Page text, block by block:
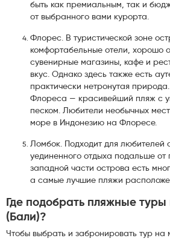
быть как премиальным, так и
от выбранного вами курорта.
Флорес. В туристической зоне
комфортабельные отели, хорошо
сувенирные магазины, кафе и
вкус. Однако здесь также есть
практически нетронутая
Флореса — красивейший пляж с
песком. Любители необычных
море в Индонезию на Флоресе.
Ломбок. Подходит для любителей
уединенного отдыха подальше от
западной части острова есть
а самые лучшие пляжи
Где подобрать пляжные
(Бали)?
Чтобы выбрать и забронировать тур